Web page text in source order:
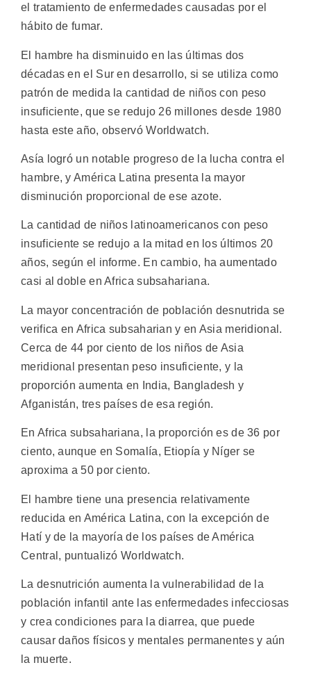
el tratamiento de enfermedades causadas por el
hábito de fumar.
El hambre ha disminuido en las últimas dos
décadas en el Sur en desarrollo, si se utiliza como
patrón de medida la cantidad de niños con peso
insuficiente, que se redujo 26 millones desde 1980
hasta este año, observó Worldwatch.
Asía logró un notable progreso de la lucha contra el
hambre, y América Latina presenta la mayor
disminución proporcional de ese azote.
La cantidad de niños latinoamericanos con peso
insuficiente se redujo a la mitad en los últimos 20
años, según el informe. En cambio, ha aumentado
casi al doble en Africa subsahariana.
La mayor concentración de población desnutrida se
verifica en Africa subsaharian y en Asia meridional.
Cerca de 44 por ciento de los niños de Asia
meridional presentan peso insuficiente, y la
proporción aumenta en India, Bangladesh y
Afganistán, tres países de esa región.
En Africa subsahariana, la proporción es de 36 por
ciento, aunque en Somalía, Etiopía y Níger se
aproxima a 50 por ciento.
El hambre tiene una presencia relativamente
reducida en América Latina, con la excepción de
Hatí y de la mayoría de los países de América
Central, puntualizó Worldwatch.
La desnutrición aumenta la vulnerabilidad de la
población infantil ante las enfermedades infecciosas
y crea condiciones para la diarrea, que puede
causar daños físicos y mentales permanentes y aún
la muerte.